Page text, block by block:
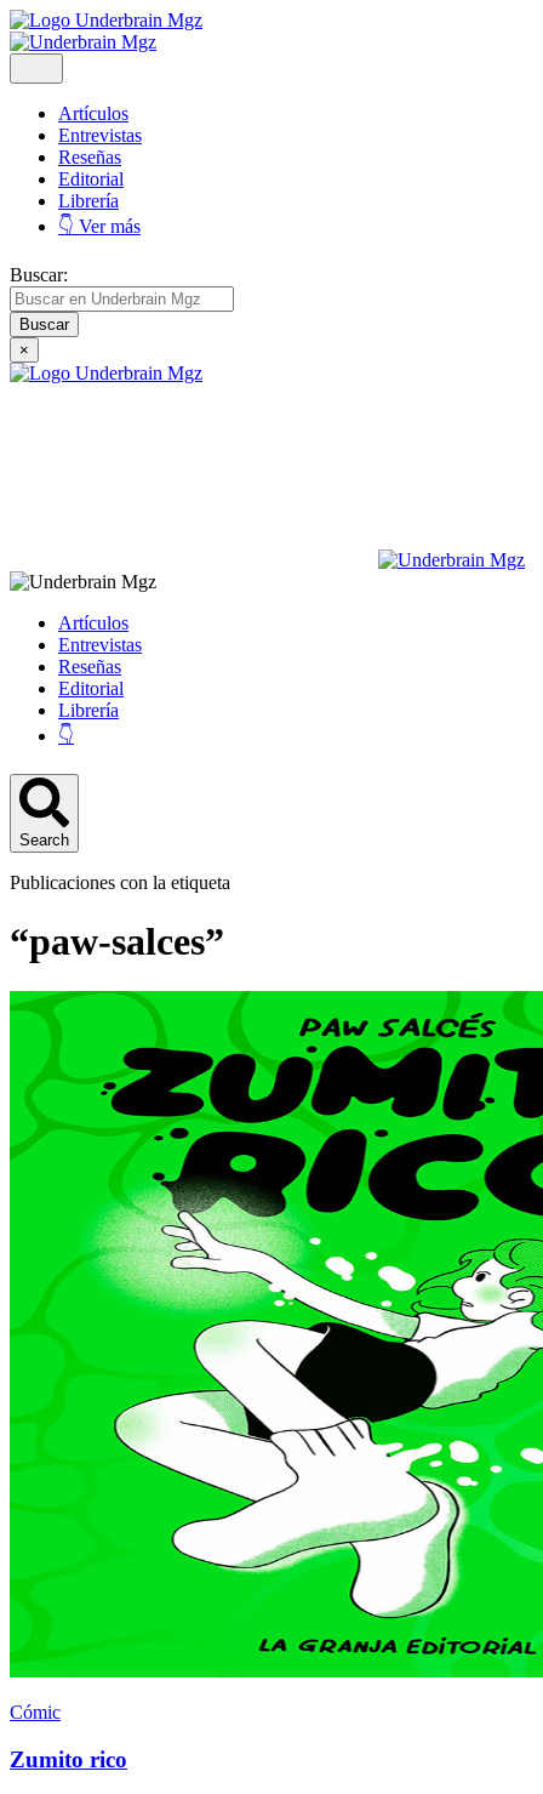
Artículos
Entrevistas
Reseñas
Editorial
Librería
👇 Ver más
Buscar:
×
Artículos
Entrevistas
Reseñas
Editorial
Librería
👇
Search
Publicaciones con la etiqueta
“paw-salces”
Cómic
Zumito rico